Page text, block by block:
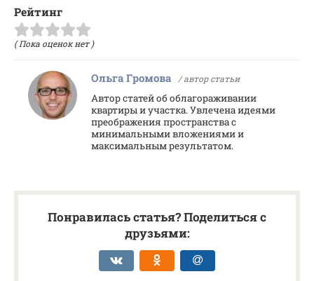
Рейтинг
( Пока оценок нет )
Ольга Громова / автор статьи
Автор статей об облагораживании
квартиры и участка. Увлечена идеями
преображения пространства с
минимальными вложениями и
максимальным результатом.
Понравилась статья? Поделиться с
друзьями: